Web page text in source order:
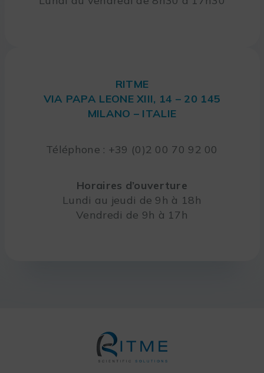
RITME
VIA PAPA LEONE XIII, 14 – 20 145
MILANO – ITALIE
Téléphone : +39 (0)2 00 70 92 00
Horaires d’ouverture
Lundi au jeudi de 9h à 18h
Vendredi de 9h à 17h